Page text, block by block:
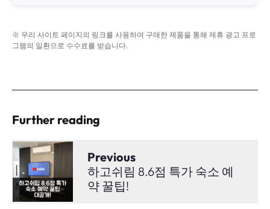
※ 우리 사이트 페이지의 링크를 사용하여 구매한 제품을 통해 제휴 광고 프로
그램의 일환으로 수수료를 받습니다.
Further reading
Previous
하고쉬림 8.6점 특가 숙소 예
약 꿀팁!